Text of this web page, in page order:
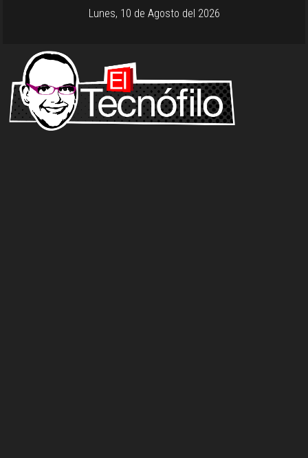
Lunes, 10 de Agosto del 2026